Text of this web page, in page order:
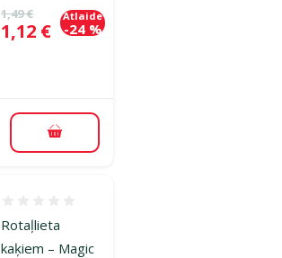
Oriģinālā cena
1,49 €
Cena
1,12 €
Atlaide
-24 %
Pievienot grozam
Rotaļlieta
kaķiem – Magic